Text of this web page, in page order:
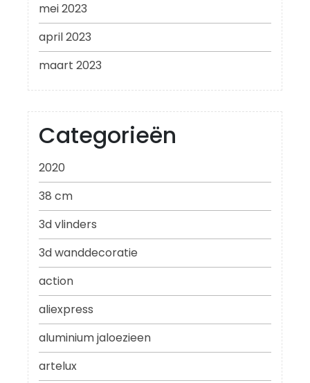
mei 2023
april 2023
maart 2023
Categorieën
2020
38 cm
3d vlinders
3d wanddecoratie
action
aliexpress
aluminium jaloezieen
artelux